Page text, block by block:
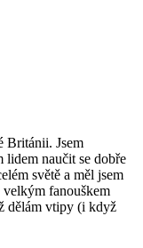
Británii. Jsem
lidem naučit se dobře
světě a měl jsem
velkým fanouškem
dělám vtipy (i když